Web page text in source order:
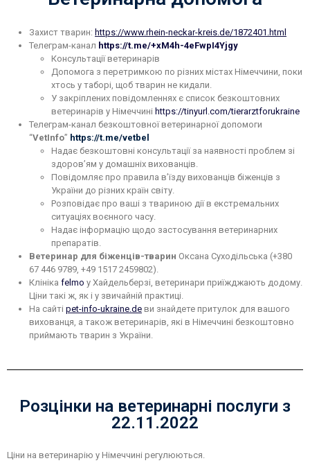
Захист тварин: https://www.rhein-neckar-kreis.de/1872401.html
Телеграм-канал https://t.me/+xM4h-4eFwpI4Yjgy
Консультації ветеринарів
Допомога з перетримкою по різних містах Німеччини, поки
хтось у таборі, щоб тварин не кидали.
У закріплених повідомленнях є список безкоштовних
ветеринарів у Німеччині https://tinyurl.com/tierarztforukraine
Телеграм-канал безкоштовної ветеринарної допомоги
“VetInfo” https://t.me/vetbel
Надає безкоштовні консультації за наявності проблем зі
здоров’ям у домашніх вихованців.
Повідомляє про правила в’їзду вихованців біженців з
України до різних країн світу.
Розповідає про ваші з твариною дії в екстремальних
ситуаціях воєнного часу.
Надає інформацію щодо застосування ветеринарних
препаратів.
Ветеринар для біженців-тварин Оксана Суходільська (+380
67 446 9789, +49 1517 2459802).
Клініка felmo у Хайдельберзі, ветеринари приїжджають додому.
Ціни такі ж, як і у звичайній практиці.
На сайті pet-info-ukraine.de ви знайдете притулок для вашого
вихованця, а також ветеринарів, які в Німеччині безкоштовно
приймають тварин з України.
Розцінки на ветеринарні послуги з
22.11.2022
Ціни на ветеринарію у Німеччині регулюються.